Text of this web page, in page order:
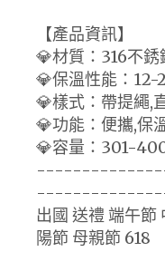
【產品資訊】
💎材質：316不銹
💎保溫性能：12-
💎樣式：帶提繩,
💎功能：便攜,保
💎容量：301-
出國 送禮 端午節
陽節 母親節 618